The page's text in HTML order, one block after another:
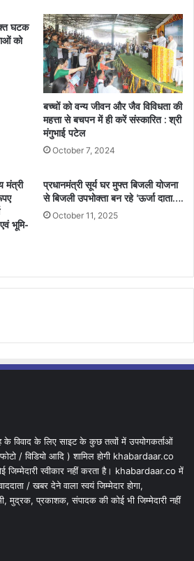
घटक
को
बच्चों को वन्य जीवन और जैव विविधता की
महत्ता से बचपन में ही करें संस्कारित : श्री
मंगुभाई पटेल
October 7, 2024
मंत्री
भूमि-
प्रधानमंत्री सूर्य घर मुफ्त बिजली योजना
से बिजली उपभोक्ता बन रहे ‘ऊर्जा दाता….
October 11, 2025
के विवाद के लिए साइट के कुछ तत्वों में उपयोगकर्ताओं
फोटो / विडियो आदि ) शामिल होगी khabardaar.co
जिम्मेदारी स्वीकार नहीं करता है। khabardaar.co में
/ खबर देने वाला स्वयं जिम्मेदार होगा,
मुद्रक, प्रकाशक, संपादक की कोई भी जिम्मेदारी नहीं